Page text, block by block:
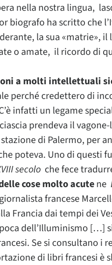
nella nostra lingua,
biografo ha scritto che
la sua «matrie»,
o amate, il ricordo di
a molti intellettuali
perché credettero di
infatti un legame
prendeva il
di Palermo, per
poteva. Uno di questi
secolo che fece
cose molto acutene
francese
Francia dai tempi dei
dell’Illuminismo […]
Se si consultano i
di libri francesi è